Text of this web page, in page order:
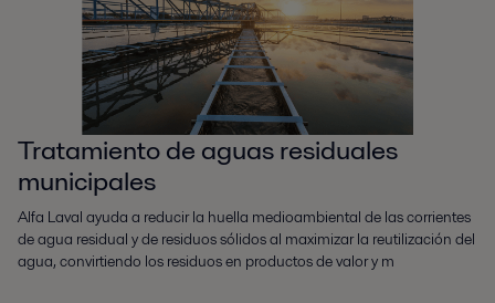
Tratamiento de aguas residuales
municipales
Alfa Laval ayuda a reducir la huella medioambiental de las corrientes
de agua residual y de residuos sólidos al maximizar la reutilización del
agua, convirtiendo los residuos en productos de valor y m